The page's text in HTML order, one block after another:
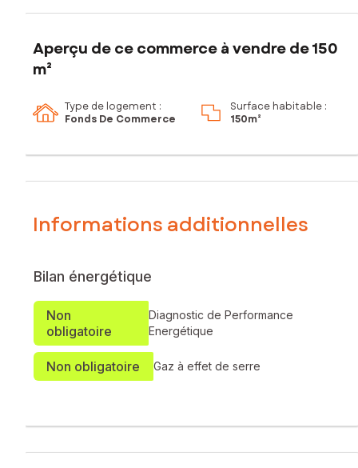
Aperçu de ce commerce à vendre de 150
m²
Type de logement :
Fonds De Commerce
Surface habitable :
150m²
Informations additionnelles
Bilan énergétique
Non
obligatoire
Diagnostic de Performance
Energétique
Non obligatoire Gaz à effet de serre